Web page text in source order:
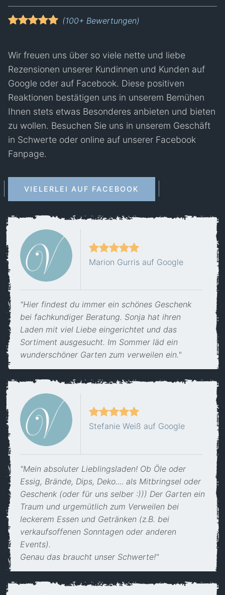
(100+ Bewertungen)
Wir freuen uns über so viele nette und liebe
Rezensionen unserer Kundinnen und Kunden auf
Google oder auf Facebook. Diese positiven
Reaktionen bestätigen uns in unserem Bemühen
Ihnen stets etwas Besonderes anbieten und bieten
zu wollen. Besuchen Sie uns in unserem Geschäft
in Schwerte oder online auf unserer Facebook
Fanpage.
VIELERLEI AUF FACEBOOK
Marion Gurris auf Google
"Hier findest du immer ein schönes Geschenk
bei fachkundiger Beratung. Sonja hat ihren
Laden mit viel Liebe eingerichtet und das
Sortiment ausgesucht. Im Sommer läd ein
wunderschöner Garten zum verweilen ein."
Stefanie Weiß auf Google
"Mein absoluter Lieblingsladen! Ob Öle oder
Essig, Brände, Dips, Deko.... als Mitbringsel oder
Geschenk (oder für uns selber :))) Der Garten ein
Traum und urgemütlich zum Verweilen bei
leckerem Essen und Getränken (z.B. bei
verkaufsoffenen Sonntagen oder anderen
Events).
Genau das braucht unser Schwerte!"